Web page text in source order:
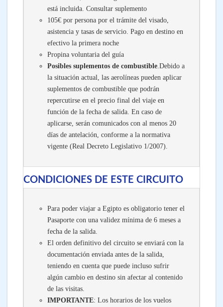
está incluida. Consultar suplemento
105€ por persona por el trámite del visado,
asistencia y tasas de servicio. Pago en destino en
efectivo la primera noche
Propina voluntaria del guía
Posibles suplementos de combustible.Debido a
la situación actual, las aerolíneas pueden aplicar
suplementos de combustible que podrán
repercutirse en el precio final del viaje en
función de la fecha de salida. En caso de
aplicarse, serán comunicados con al menos 20
días de antelación, conforme a la normativa
vigente (Real Decreto Legislativo 1/2007).
CONDICIONES DE ESTE CIRCUITO
Para poder viajar a Egipto es obligatorio tener el
Pasaporte con una validez mínima de 6 meses a
fecha de la salida.
El orden definitivo del circuito se enviará con la
documentación enviada antes de la salida,
teniendo en cuenta que puede incluso sufrir
algún cambio en destino sin afectar al contenido
de las visitas.
IMPORTANTE: Los horarios de los vuelos